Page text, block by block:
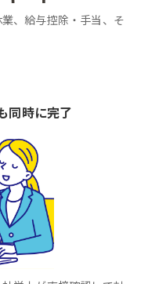
、給与控除・手当、そ
同時に完了